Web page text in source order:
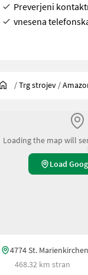
Preverjeni
vnesena
/Trg strojev /
Loading the map will
Load
4774 St.
468.32 km stran